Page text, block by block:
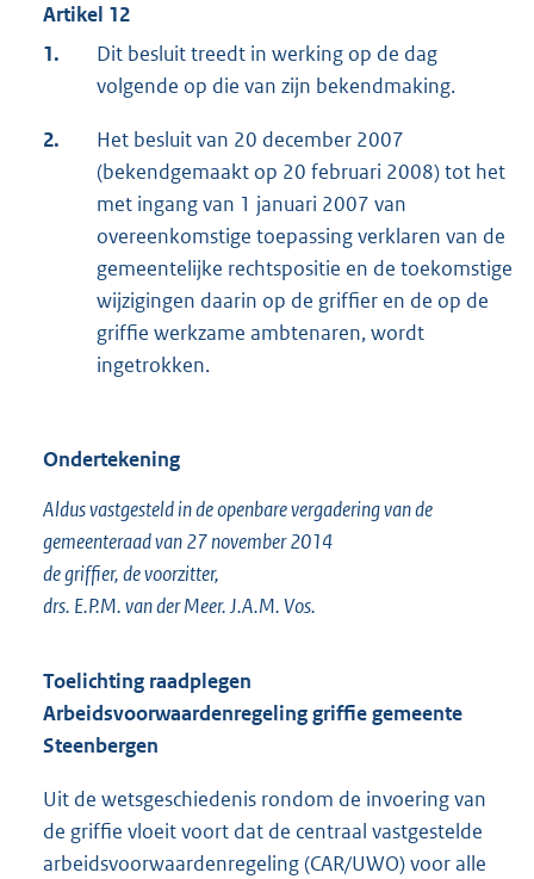
Artikel 12
1.
Dit besluit treedt in werking op de dag
volgende op die van zijn bekendmaking.
2.
Het besluit van 20 december 2007
(bekendgemaakt op 20 februari 2008) tot het
met ingang van 1 januari 2007 van
overeenkomstige toepassing verklaren van de
gemeentelijke rechtspositie en de toekomstige
wijzigingen daarin op de griffier en de op de
griffie werkzame ambtenaren, wordt
ingetrokken.
Ondertekening
Aldus vastgesteld in de openbare vergadering van de
gemeenteraad van 27 november 2014
de griffier, de voorzitter,
drs. E.P.M. van der Meer. J.A.M. Vos.
Toelichting raadplegen
Arbeidsvoorwaardenregeling griffie gemeente
Steenbergen
Uit de wetsgeschiedenis rondom de invoering van
de griffie vloeit voort dat de centraal vastgestelde
arbeidsvoorwaardenregeling (CAR/UWO) voor alle